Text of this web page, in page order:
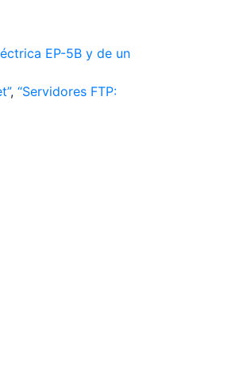
EP-5B y de un
,
Servidores FTP: